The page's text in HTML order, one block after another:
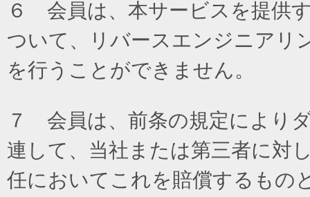
６ 会員は、本サービスを提供
ついて、リバースエンジニアリ
を行うことができません。
７ 会員は、前条の規定により
連して、当社または第三者に対
任においてこれを賠償するもの